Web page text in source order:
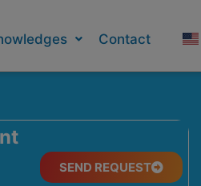
Contact
SEND REQUEST